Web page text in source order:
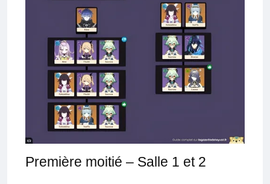
Première moitié – Salle 1 et 2